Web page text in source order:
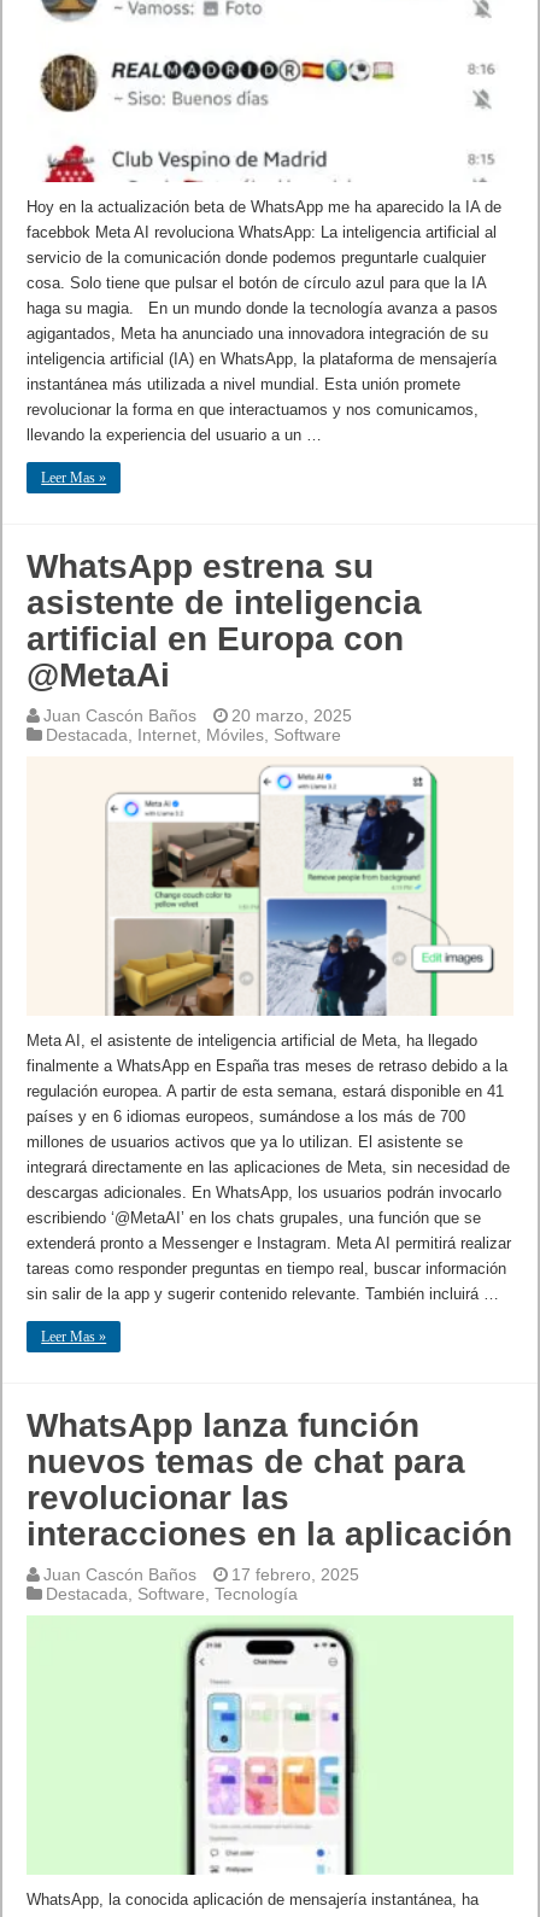
Hoy en la actualización beta de WhatsApp me ha aparecido la IA de
facebbok Meta AI revoluciona WhatsApp: La inteligencia artificial al
servicio de la comunicación donde podemos preguntarle cualquier
cosa. Solo tiene que pulsar el botón de círculo azul para que la IA
haga su magia. En un mundo donde la tecnología avanza a pasos
agigantados, Meta ha anunciado una innovadora integración de su
inteligencia artificial (IA) en WhatsApp, la plataforma de mensajería
instantánea más utilizada a nivel mundial. Esta unión promete
revolucionar la forma en que interactuamos y nos comunicamos,
llevando la experiencia del usuario a un …
Leer Mas »
WhatsApp estrena su
asistente de inteligencia
artificial en Europa con
@MetaAi
Juan Cascón Baños
20 marzo, 2025
Destacada, Internet, Móviles, Software
Meta AI, el asistente de inteligencia artificial de Meta, ha llegado
finalmente a WhatsApp en España tras meses de retraso debido a la
regulación europea. A partir de esta semana, estará disponible en 41
países y en 6 idiomas europeos, sumándose a los más de 700
millones de usuarios activos que ya lo utilizan. El asistente se
integrará directamente en las aplicaciones de Meta, sin necesidad de
descargas adicionales. En WhatsApp, los usuarios podrán invocarlo
escribiendo ‘@MetaAI’ en los chats grupales, una función que se
extenderá pronto a Messenger e Instagram. Meta AI permitirá realizar
tareas como responder preguntas en tiempo real, buscar información
sin salir de la app y sugerir contenido relevante. También incluirá …
Leer Mas »
WhatsApp lanza función
nuevos temas de chat para
revolucionar las
interacciones en la aplicación
Juan Cascón Baños
17 febrero, 2025
Destacada
Software ,Tecnología
WhatsApp, la conocida aplicación de mensajería instantánea, ha